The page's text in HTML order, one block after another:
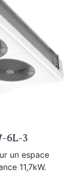
6L-3
un espace
11,7kW.